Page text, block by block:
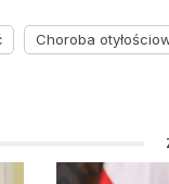
Choroba